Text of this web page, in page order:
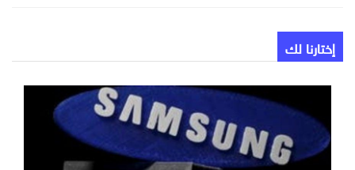
إختارنا لك